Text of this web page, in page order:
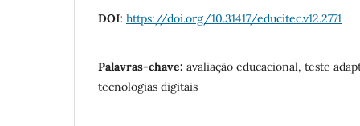
DOI: https://doi.org/10.31417/educitec.v12.2771
Palavras-chave: avaliação educacional, teste
tecnologias digitais